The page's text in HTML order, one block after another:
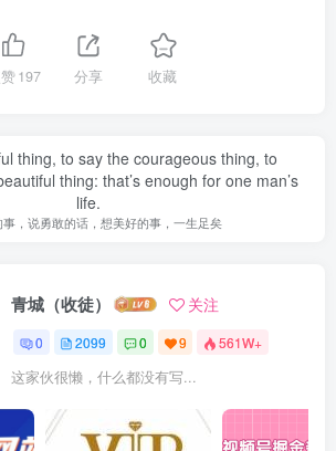
197 分享 收藏
thing, to say the courageous thing, to
thing: that’s enough for one man’s
life.
，说勇敢的话，想美好的事，一生足矣
青城（收徒） 关注
0 2099 0 9 561W+
这家伙很懒，什么都没有写...